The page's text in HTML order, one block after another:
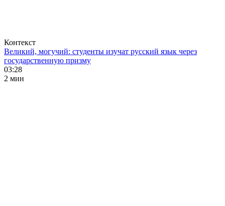
Контекст
Великий, могучий: студенты изучат русский язык через
государственную призму
03:28
2 мин